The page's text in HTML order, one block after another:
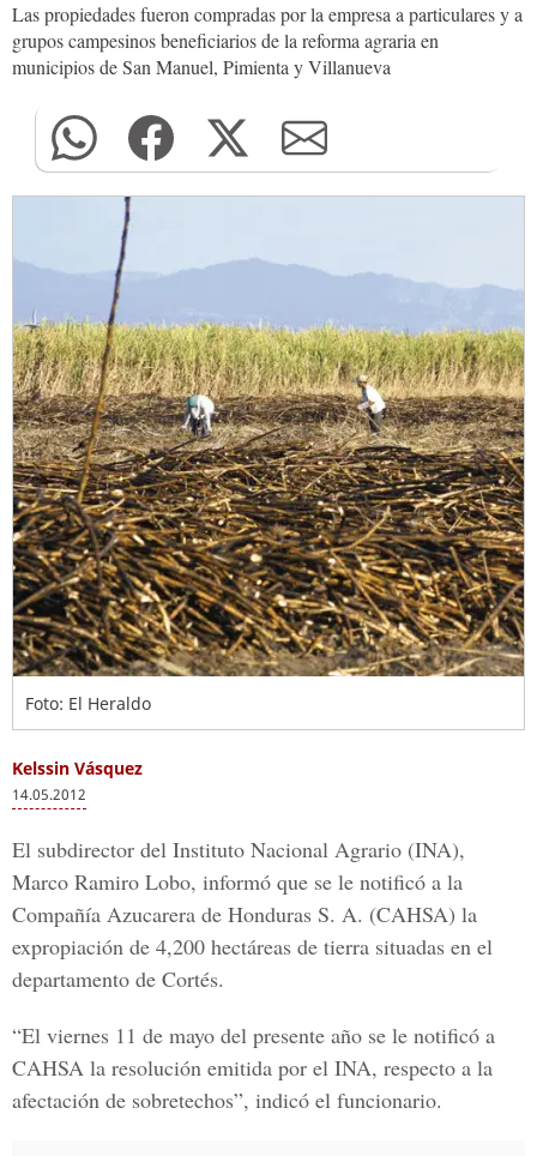
Las propiedades fueron compradas por la empresa a particulares y a
grupos campesinos beneficiarios de la reforma agraria en
municipios de San Manuel, Pimienta y Villanueva
Foto: El Heraldo
Kelssin Vásquez
14.05.2012
El subdirector del Instituto Nacional Agrario (INA),
Marco Ramiro Lobo, informó que se le notificó a la
Compañía Azucarera de Honduras S. A. (CAHSA) la
expropiación de 4,200 hectáreas de tierra situadas en el
departamento de Cortés.
“El viernes 11 de mayo del presente año se le notificó a
CAHSA la resolución emitida por el INA, respecto a la
afectación de sobretechos”, indicó el funcionario.